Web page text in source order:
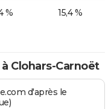
% 15,4 %
Clohars-Carnoët
d'après le